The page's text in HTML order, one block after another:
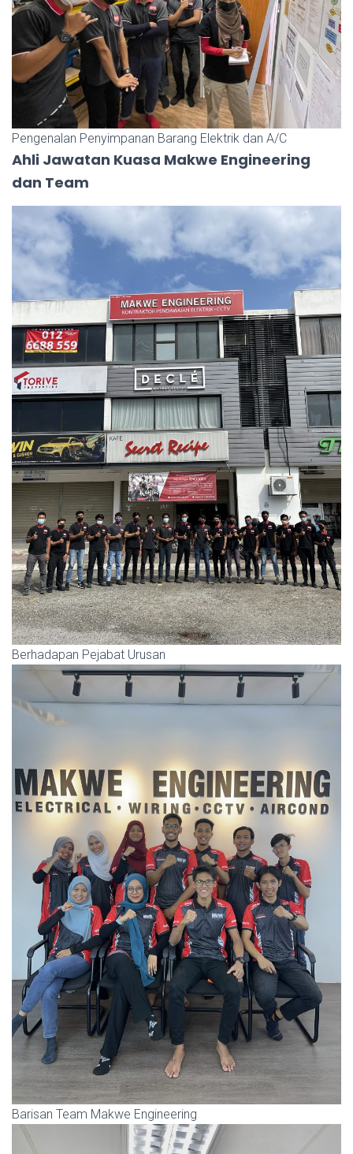
Pengenalan Penyimpanan Barang Elektrik dan A/C
Ahli Jawatan Kuasa Makwe Engineering
dan Team
Berhadapan Pejabat Urusan
Barisan Team Makwe Engineering